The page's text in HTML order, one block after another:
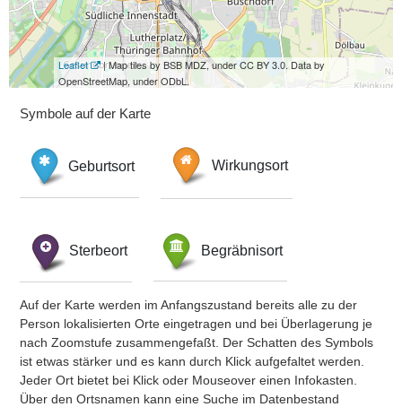
Leaflet
| Map tiles by BSB MDZ, under CC BY 3.0. Data by
OpenStreetMap, under ODbL.
Symbole auf der Karte
Geburtsort Wirkungsort
Sterbeort Begräbnisort
Auf der Karte werden im Anfangszustand bereits alle zu der
Person lokalisierten Orte eingetragen und bei Überlagerung je
nach Zoomstufe zusammengefaßt. Der Schatten des Symbols
ist etwas stärker und es kann durch Klick aufgefaltet werden.
Jeder Ort bietet bei Klick oder Mouseover einen Infokasten.
Über den Ortsnamen kann eine Suche im Datenbestand